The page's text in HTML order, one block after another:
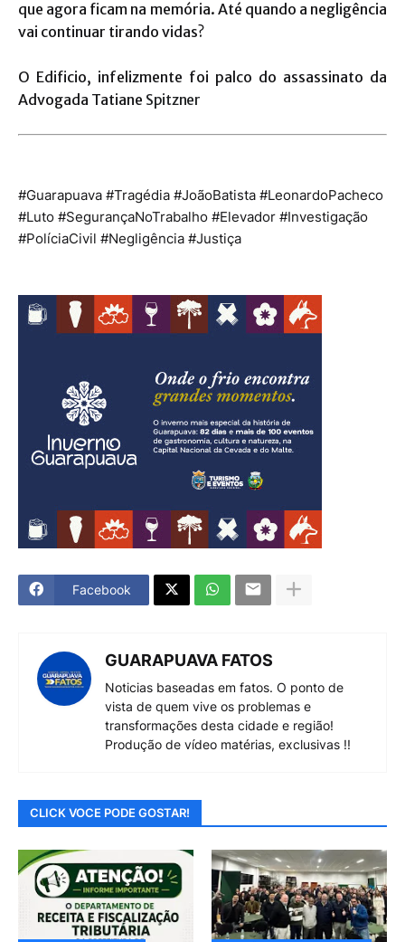
que agora ficam na memória. Até quando a negligência
vai continuar tirando vidas?
O Edificio, infelizmente foi palco do assassinato da
Advogada Tatiane Spitzner
#Guarapuava #Tragédia #JoãoBatista #LeonardoPacheco
#Luto #SegurançaNoTrabalho #Elevador #Investigação
#PolíciaCivil #Negligência #Justiça
Facebook
GUARAPUAVA FATOS
Noticias baseadas em fatos. O ponto de
vista de quem vive os problemas e
transformações desta cidade e região!
Produção de vídeo matérias, exclusivas !!
CLICK VOCE PODE GOSTAR!